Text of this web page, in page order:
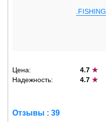
.FISHING
Цена: 4.7★
Надежность:
4.7★
Отзывы : 39